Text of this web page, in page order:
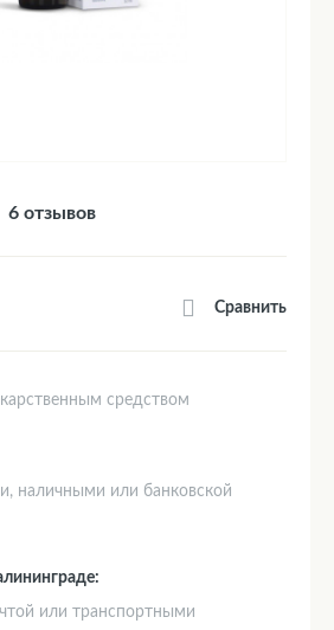
6 отзывов
Сравнить
средством
наличными или банковской
или транспортными